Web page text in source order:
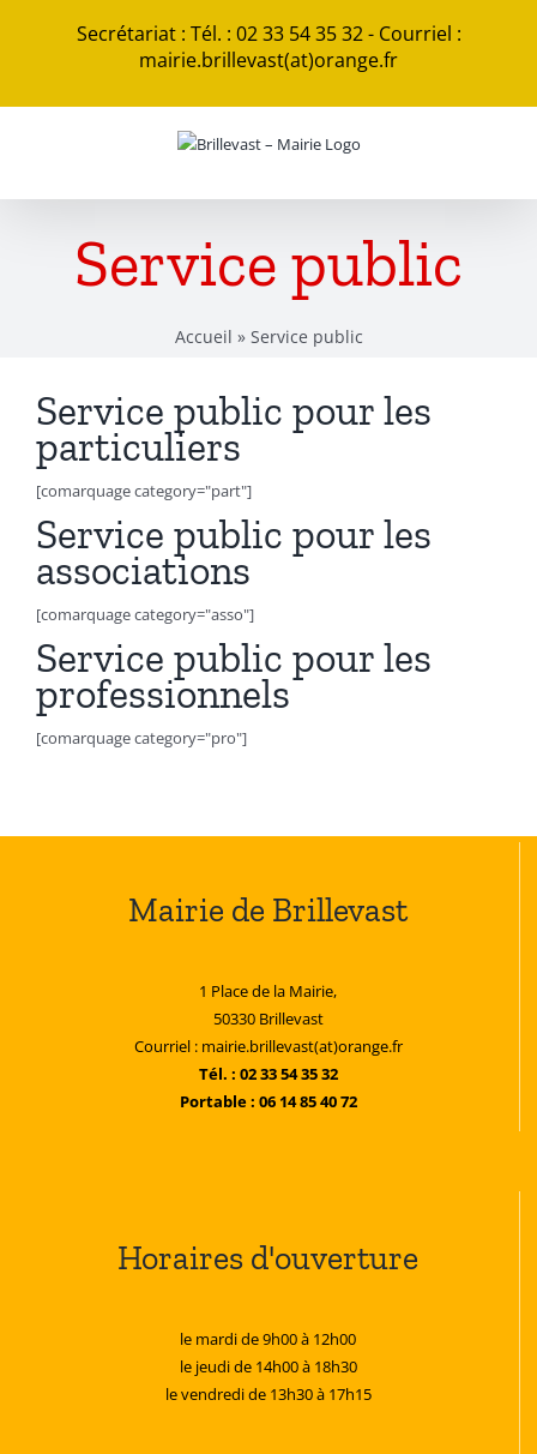
Secrétariat : Tél. : 02 33 54 35 32 - Courriel :
mairie.brillevast(at)orange.fr
Service public
Accueil » Service public
Service public pour les
particuliers
[comarquage category="part"]
Service public pour les
associations
[comarquage category="asso"]
Service public pour les
professionnels
[comarquage category="pro"]
Mairie de Brillevast
1 Place de la Mairie,
50330 Brillevast
Courriel : mairie.brillevast(at)orange.fr
Tél. : 02 33 54 35 32
Portable : 06 14 85 40 72
Horaires d'ouverture
le mardi de 9h00 à 12h00
le jeudi de 14h00 à 18h30
le vendredi de 13h30 à 17h15